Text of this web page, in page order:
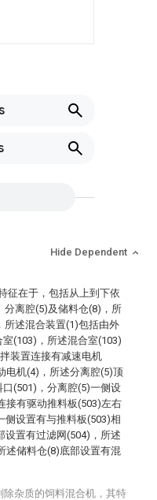
Hide Dependent
征在于，包括从上到下依
分离腔(5)及储料仓(8)，所
所述混合装置(1)包括由外
(103)，所述混合室(103)
装置连接有减速电机
电机(4)，所述分离腔(5)顶
(501)，分离腔(5)一侧设
接有驱动推料板(503)左右
侧设置有与推料板(503)相
设置有过滤网(504)，所述
述储料仓(8)底部设置有混
杂质的饲料混合机，其特